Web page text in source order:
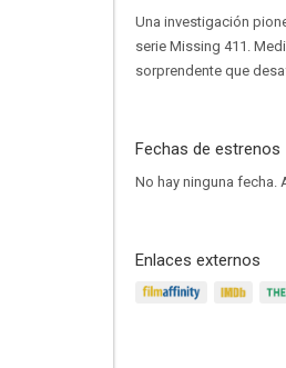
Una investigación
serie Missing 411.
sorprendente que
Fechas de estrenos
No hay ninguna fecha.
Enlaces externos